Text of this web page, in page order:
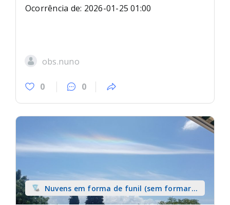
Ocorrência de: 2026-01-25 01:00
obs.nuno
0 0
Nuvens em forma de funil (sem formar
tromba) sobre terra